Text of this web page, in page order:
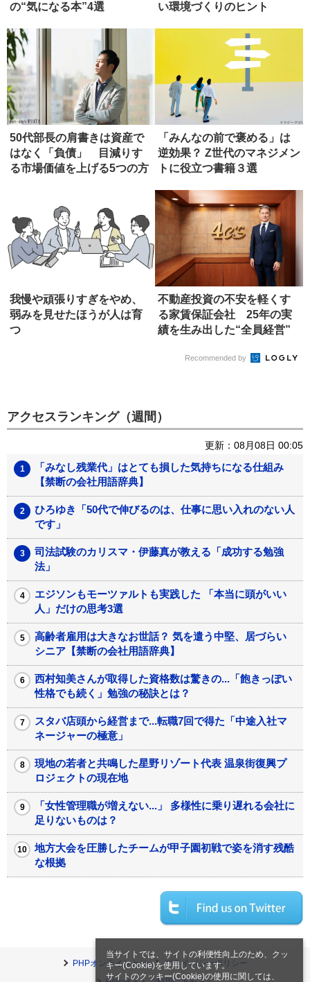
当サイトでは、サイトの利便性向上のため、クッ
キー(Cookie)を使用しています。
サイトのクッキー(Cookie)の使用に関しては、
の“気になる本”4選
い環境づくりのヒント
50代部長の肩書きは資産で
はなく「負債」 目減りす
る市場価値を上げる5つの方
「みんなの前で褒める」は
逆効果？ Z世代のマネジメン
トに役立つ書籍３選
我慢や頑張りすぎをやめ、
弱みを見せたほうが人は育
つ
不動産投資の不安を軽くす
る家賃保証会社 25年の実
績を生み出した“全員経営”
Recommended by
アクセスランキング（週間）
更新：08月08日 00:05
「みなし残業代」はとても損した気持ちになる仕組み
【禁断の会社用語辞典】
ひろゆき「50代で伸びるのは、仕事に思い入れのない人
です」
司法試験のカリスマ・伊藤真が教える「成功する勉強
法」
エジソンもモーツァルトも実践した 「本当に頭がいい
人」だけの思考3選
高齢者雇用は大きなお世話？ 気を遣う中堅、居づらい
シニア【禁断の会社用語辞典】
西村知美さんが取得した資格数は驚きの...「飽きっぽい
性格でも続く」勉強の秘訣とは？
スタバ店頭から経営まで...転職7回で得た「中途入社マ
ネージャーの極意」
現地の若者と共鳴した星野リゾート代表 温泉街復興プ
ロジェクトの現在地
「女性管理職が増えない...」 多様性に乗り遅れる会社に
足りないものは？
地方大会を圧勝したチームが甲子園初戦で姿を消す残酷
な根拠
PHPオンラインとは
プライバシーポリシー